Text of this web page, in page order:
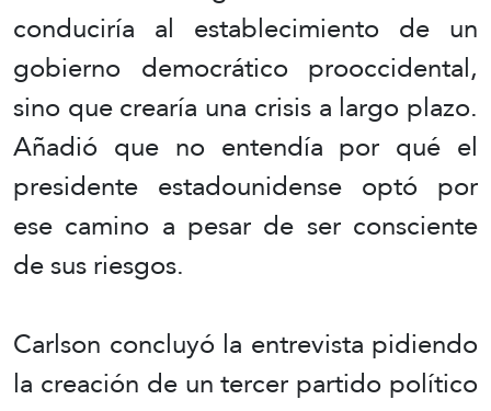
conduciría al establecimiento de un
gobierno democrático prooccidental,
sino que crearía una crisis a largo plazo.
Añadió que no entendía por qué el
presidente estadounidense optó por
ese camino a pesar de ser consciente
de sus riesgos.
Carlson concluyó la entrevista pidiendo
la creación de un tercer partido político